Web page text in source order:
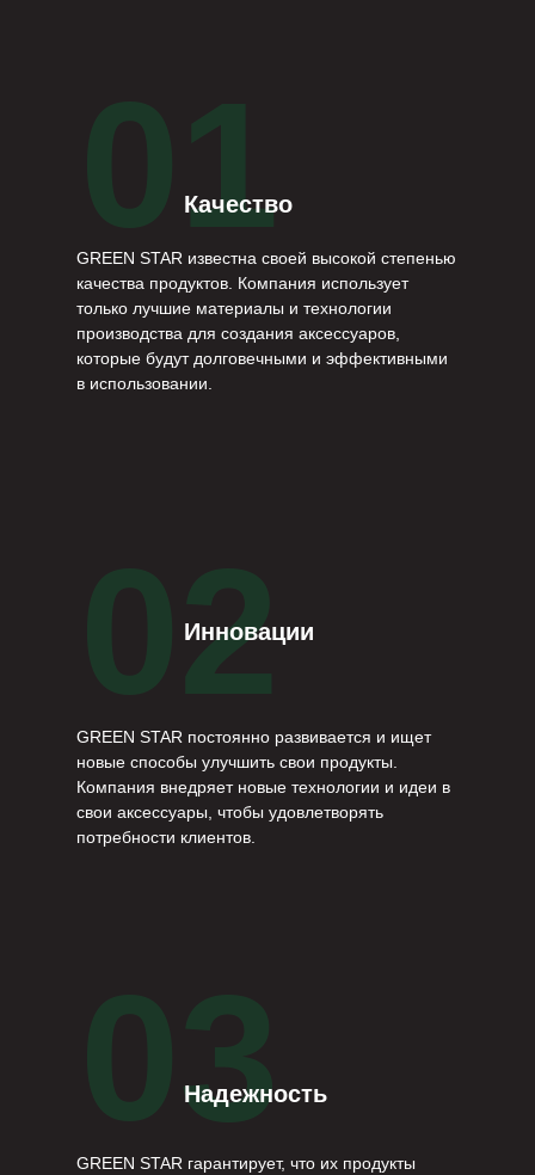
01
Качество
GREEN STAR известна своей высокой степенью
качества продуктов. Компания использует
только лучшие материалы и технологии
производства для создания аксессуаров,
которые будут долговечными и эффективными
в использовании.
02
Инновации
GREEN STAR постоянно развивается и ищет
новые способы улучшить свои продукты.
Компания внедряет новые технологии и идеи в
свои аксессуары, чтобы удовлетворять
потребности клиентов.
03
Надежность
GREEN STAR гарантирует, что их продукты